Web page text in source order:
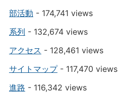
部活動 - 174,741 views
系列 - 132,674 views
アクセス - 128,461 views
サイトマップ- 117,470 views
進路 - 116,342 views